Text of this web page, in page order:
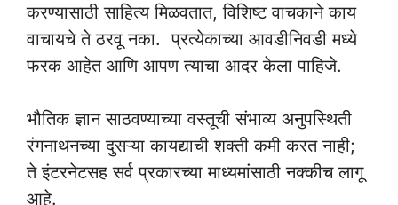
करण्यासाठी साहित्य मिळवतात, विशिष्ट वाचकाने काय
वाचायचे ते ठरवू नका. प्रत्येकाच्या आवडीनिवडी मध्ये
फरक आहेत आणि आपण त्याचा आदर केला पाहिजे.
भौतिक ज्ञान साठवण्याच्या वस्तूची संभाव्य अनुपस्थिती
रंगनाथनच्या दुसऱ्या कायद्याची शक्ती कमी करत नाही;
ते इंटरनेटसह सर्व प्रकारच्या माध्यमांसाठी नक्कीच लागू
आहे.